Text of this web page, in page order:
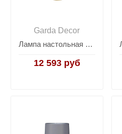
Garda Decor
Лампа настольная с абажуром цвета слоновая кость 22-88297
12 593 руб